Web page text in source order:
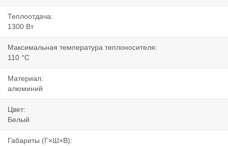
Теплоотдача:
1300 Вт
Максимальная температура теплоносителя:
110 °C
Материал:
алюминий
Цвет:
Белый
Габариты (Г×Ш×В):